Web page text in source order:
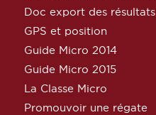
Doc export des résultats
GPS et position
Guide Micro 2014
Guide Micro 2015
La Classe Micro
Promouvoir une régate